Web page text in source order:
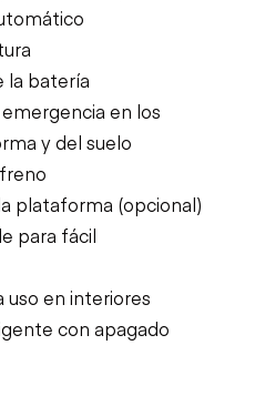
la batería
en los
y del suelo
plataforma (opcional)
para fácil
uso en interiores
con apagado